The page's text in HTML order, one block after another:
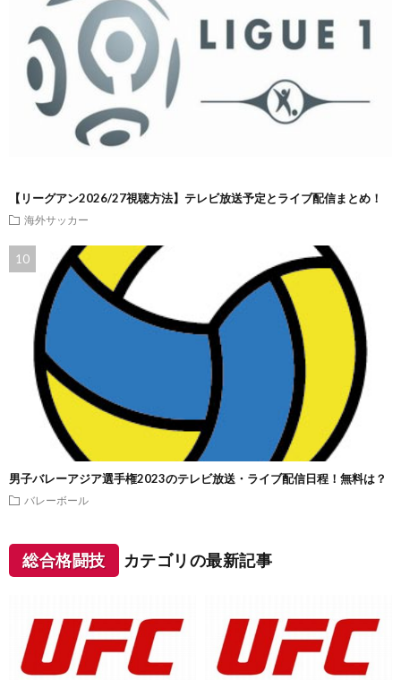
【リーグアン2026/27視聴方法】テレビ放送予定とライブ配信まとめ！
海外サッカー
男子バレーアジア選手権2023のテレビ放送・ライブ配信日程！無料は？
バレーボール
総合格闘技 カテゴリの最新記事